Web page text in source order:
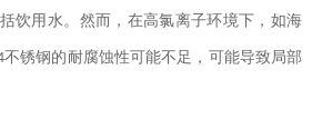
饮用水。然而，在高氯离子环境下，如海
不锈钢的耐腐蚀性可能不足，可能导致局部